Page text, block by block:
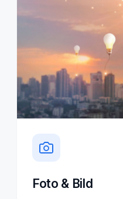
Foto & Bild